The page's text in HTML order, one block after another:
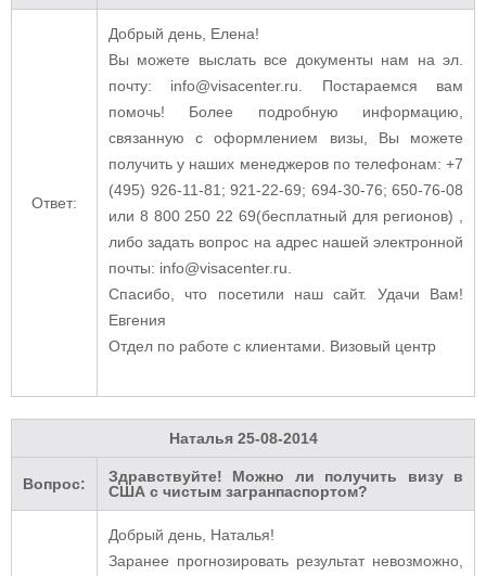
Ответ:
Добрый день, Елена!
Вы можете выслать все документы нам на эл.
почту: info@visacenter.ru. Постараемся вам
помочь! Более подробную информацию,
связанную с оформлением визы, Вы можете
получить у наших менеджеров по телефонам: +7
(495) 926-11-81; 921-22-69; 694-30-76; 650-76-08
или 8 800 250 22 69(бесплатный для регионов) ,
либо задать вопрос на адрес нашей электронной
почты: info@visacenter.ru.
Спасибо, что посетили наш сайт. Удачи Вам!
Евгения
Отдел по работе с клиентами. Визовый центр
Наталья 25-08-2014
Вопрос:
Здравствуйте! Можно ли получить визу в
США с чистым загранпаспортом?
Добрый день, Наталья!
Заранее прогнозировать результат невозможно,